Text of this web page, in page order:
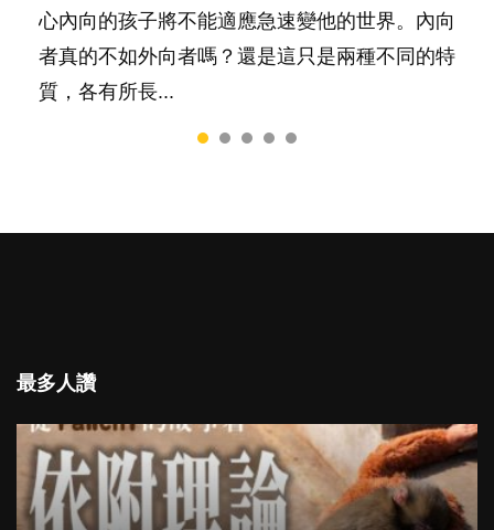
心內向的孩子將不能適應急速變他的世界。內向
者真的不如外向者嗎？還是這只是兩種不同的特
質，各有所長...
最多人讚